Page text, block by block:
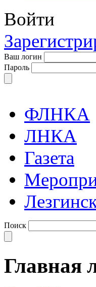
Войти
Ваш логин
Пароль
ФЛНКА
ЛНКА
Газета
Поиск
Главная